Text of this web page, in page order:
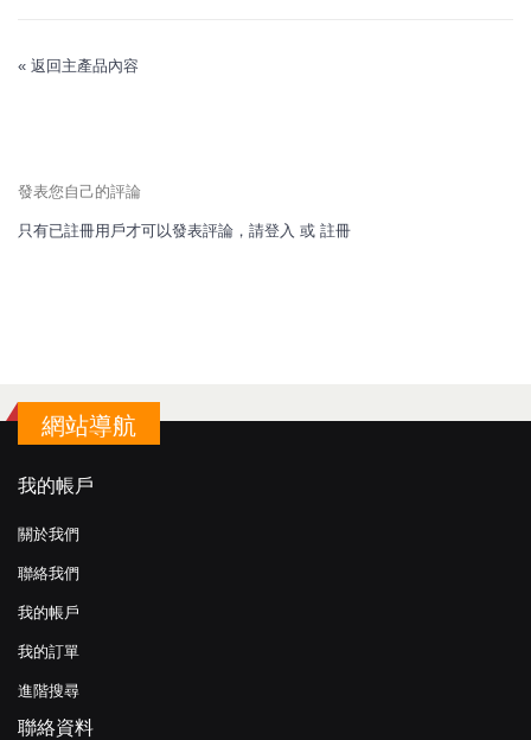
« 返回主產品內容
發表您自己的評論
只有已註冊用戶才可以發表評論，請登入 或 註冊
網站導航
我的帳戶
關於我們
聯絡我們
我的帳戶
我的訂單
進階搜尋
聯絡資料